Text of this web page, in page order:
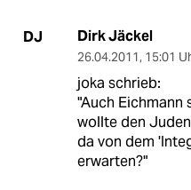
DJ Dirk Jäckel
26.04.2011, 15:01
joka schrieb:
"Auch Eichmann
wollte den
da von dem
erwarten?"